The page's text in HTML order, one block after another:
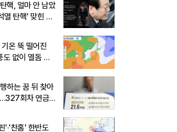
핵, 얼마 안 남았
열 탄핵' 맞힌 무
온 뚝 떨어진
없이 열돔 박
하는 꿈 뒤 찾아
회차 연금
'·'찬홈' 한반도